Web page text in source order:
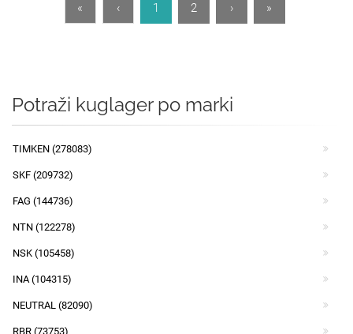
« ‹ 1 2 › »
Potraži kuglager po marki
TIMKEN (278083)
SKF (209732)
FAG (144736)
NTN (122278)
NSK (105458)
INA (104315)
NEUTRAL (82090)
RBR (73753)